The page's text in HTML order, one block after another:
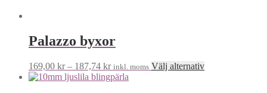
Palazzo byxor
169,00 kr– 187,74 kr inkl. moms Välj alternativDen